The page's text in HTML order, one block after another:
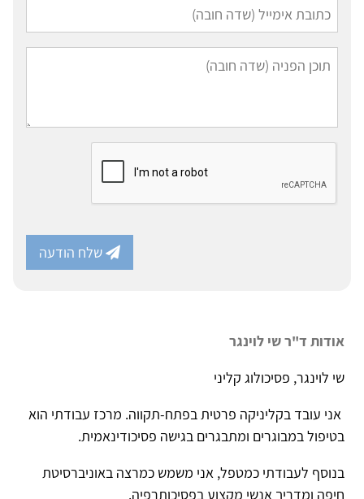
שלח הודעה
אודות ד"ר שי לוינגר
שי לוינגר, פסיכולוג קליני
אני עובד בקליניקה פרטית בפתח-תקווה. מרכז עבודתי הוא
בטיפול במבוגרים ומתבגרים בגישה פסיכודינאמית.
בנוסף לעבודתי כמטפל, אני משמש כמרצה באוניברסיטת
חיפה ומדריך אנשי מקצוע בפסיכותרפיה.